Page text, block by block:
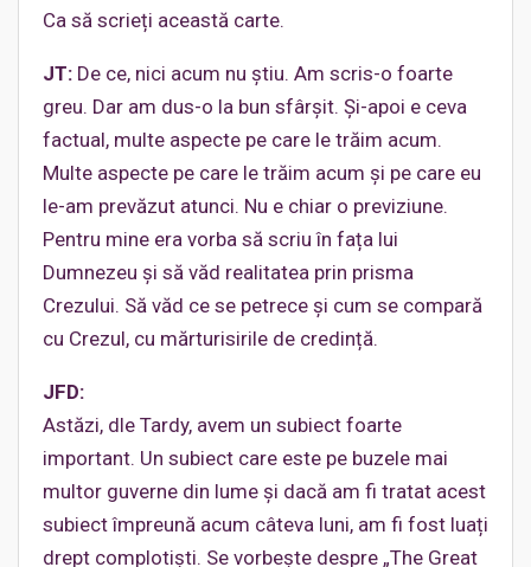
Ca să scrieți această carte.
JT: De ce, nici acum nu știu. Am scris-o foarte
greu. Dar am dus-o la bun sfârșit. Și-apoi e ceva
factual, multe aspecte pe care le trăim acum.
Multe aspecte pe care le trăim acum și pe care eu
le-am prevăzut atunci. Nu e chiar o previziune.
Pentru mine era vorba să scriu în fața lui
Dumnezeu și să văd realitatea prin prisma
Crezului. Să văd ce se petrece și cum se compară
cu Crezul, cu mărturisirile de credință.
JFD:
Astăzi, dle Tardy, avem un subiect foarte
important. Un subiect care este pe buzele mai
multor guverne din lume și dacă am fi tratat acest
subiect împreună acum câteva luni, am fi fost luați
drept complotiști. Se vorbește despre „The Great